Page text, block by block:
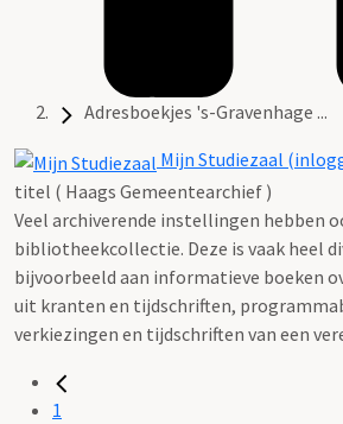
Adresboekjes 's-Gravenhage ...
Mijn Studiezaal
titel ( Haags Gemeentearchief )
Veel archiverende instellingen hebben
bibliotheekcollectie. Deze is vaak heel
bijvoorbeeld aan informatieve boeken
uit kranten en tijdschriften,
verkiezingen en tijdschriften van een
1